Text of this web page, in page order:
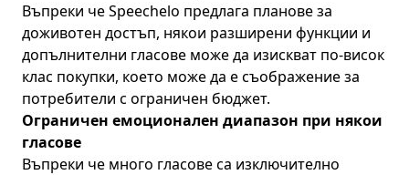
Въпреки че Speechelo предлага планове за
доживотен достъп, някои разширени функции и
допълнителни гласове може да изискват по-висок
клас покупки, което може да е съображение за
потребители с ограничен бюджет.
Ограничен емоционален диапазон при някои
гласове
Въпреки че много гласове са изключително